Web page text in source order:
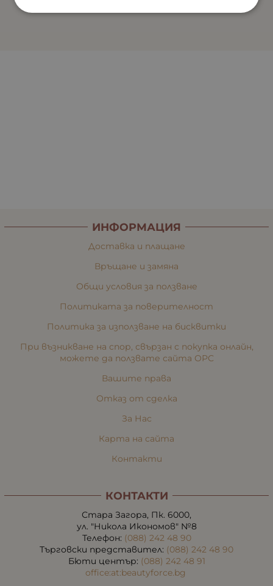
ИНФОРМАЦИЯ
Доставка и плащане
Връщане и замяна
Общи условия за ползване
Политиката за поверителност
Политика за използване на бисквитки
При възникване на спор, свързан с покупка онлайн,
можете да ползвате сайта ОРС
Вашите права
Отказ от сделка
За Нас
Карта на сайта
Контакти
КОНТАКТИ
Стара Загора, Пк. 6000,
ул. "Никола Икономов" №8
Телефон: (088) 242 48 90
Търговски представител: (088) 242 48 90
Бюти център: (088) 242 48 91
office:at:beautyforce.bg